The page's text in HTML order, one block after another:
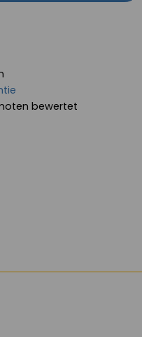
bewertet